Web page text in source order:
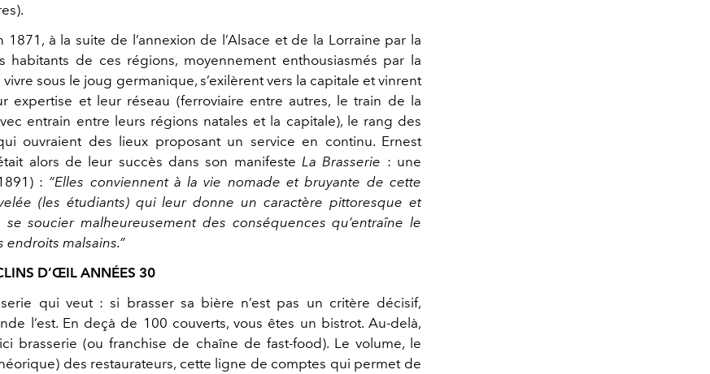
1871, à la suite de l’annexion de l’Alsace et de la Lorraine par la
habitants de ces régions, moyennement enthousiasmés par la
sous le joug germanique, s’exilèrent vers la capitale et vinrent
expertise et leur réseau (ferroviaire entre autres, le train de la
entrain entre leurs régions natales et la capitale), le rang des
ouvraient des lieux proposant un service en continu. Ernest
alors de leur succès dans son manifeste La Brasserie : une
: “Elles conviennent à la vie nomade et bruyante de cette
(les étudiants) qui leur donne un caractère pittoresque et
se soucier malheureusement des conséquences qu’entraîne le
endroits malsains.”
D’ŒIL ANNÉES 30
qui veut : si brasser sa bière n’est pas un critère décisif,
l’est. En deçà de 100 couverts, vous êtes un bistrot. Au-delà,
brasserie (ou franchise de chaîne de fast-food). Le volume, le
des restaurateurs, cette ligne de comptes qui permet de